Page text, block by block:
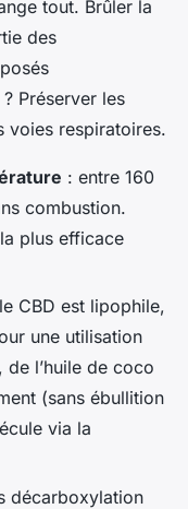
tout. Brûler la
des
Préserver les
voies respiratoires.
: entre 160
combustion.
plus efficace
CBD est lipophile,
une utilisation
l’huile de coco
(sans ébullition
via la
décarboxylation